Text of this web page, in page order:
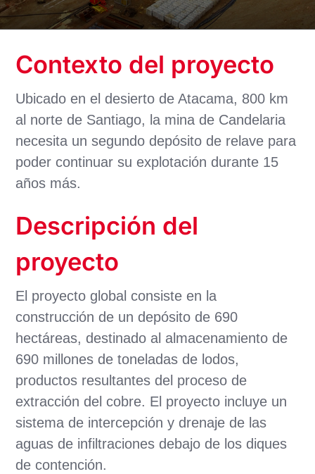
Contexto del proyecto
Ubicado en el desierto de Atacama, 800 km
al norte de Santiago, la mina de Candelaria
necesita un segundo depósito de relave para
poder continuar su explotación durante 15
años más.
Descripción del
proyecto
El proyecto global consiste en la
construcción de un depósito de 690
hectáreas, destinado al almacenamiento de
690 millones de toneladas de lodos,
productos resultantes del proceso de
extracción del cobre. El proyecto incluye un
sistema de intercepción y drenaje de las
aguas de infiltraciones debajo de los diques
de contención.